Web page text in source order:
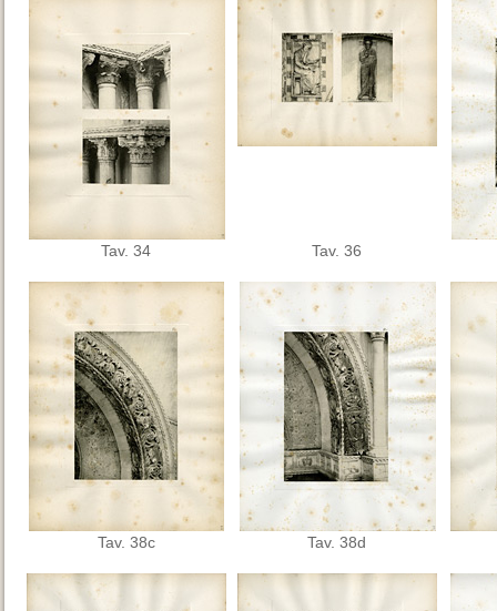
Tav. 34 Tav. 36
Tav. 38c Tav. 38d